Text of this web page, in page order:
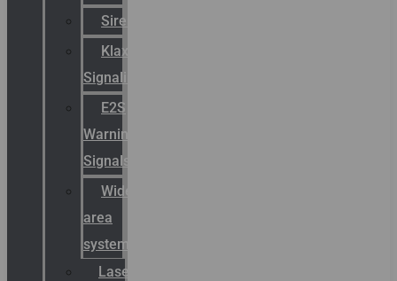
Sirena
Klaxon
Signaling
E2S
Warning
Signals
Wide
area
systemen
Laserbelijning